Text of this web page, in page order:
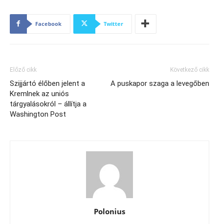
Facebook Twitter
Előző cikk
Szijjártó élőben jelent a
Kremlnek az uniós
tárgyalásokról – állítja a
Washington Post
Következő cikk
A puskapor szaga a levegőben
Polonius